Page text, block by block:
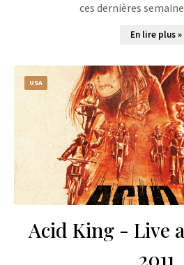
ces dernières
En lire plus »
USA
Acid King - Live
2011